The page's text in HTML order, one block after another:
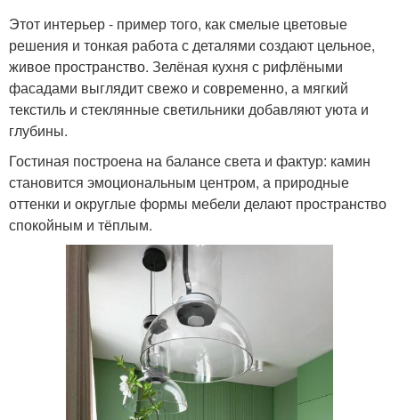
Этот интерьер - пример того, как смелые цветовые
решения и тонкая работа с деталями создают цельное,
живое пространство. Зелёная кухня с рифлёными
фасадами выглядит свежо и современно, а мягкий
текстиль и стеклянные светильники добавляют уюта и
глубины.
Гостиная построена на балансе света и фактур: камин
становится эмоциональным центром, а природные
оттенки и округлые формы мебели делают пространство
спокойным и тёплым.